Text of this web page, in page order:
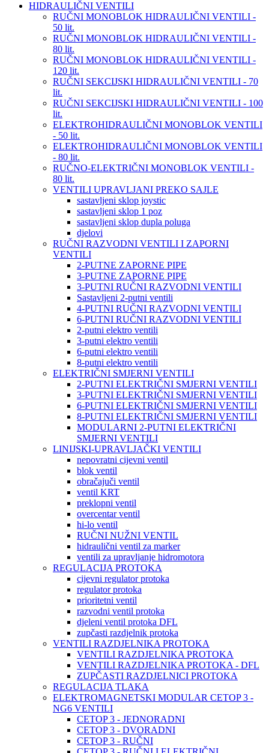
HIDRAULIČNI VENTILI
RUČNI MONOBLOK HIDRAULIČNI VENTILI -
50 lit.
RUČNI MONOBLOK HIDRAULIČNI VENTILI -
80 lit.
RUČNI MONOBLOK HIDRAULIČNI VENTILI -
120 lit.
RUČNI SEKCIJSKI HIDRAULIČNI VENTILI - 70
lit.
RUČNI SEKCIJSKI HIDRAULIČNI VENTILI - 100
lit.
ELEKTROHIDRAULIČNI MONOBLOK VENTILI
- 50 lit.
ELEKTROHIDRAULIČNI MONOBLOK VENTILI
- 80 lit.
RUČNO-ELEKTRIČNI MONOBLOK VENTILI -
80 lit.
VENTILI UPRAVLJANI PREKO SAJLE
sastavljeni sklop joystic
sastavljeni sklop 1 poz
sastavljeni sklop dupla poluga
djelovi
RUČNI RAZVODNI VENTILI I ZAPORNI
VENTILI
2-PUTNE ZAPORNE PIPE
3-PUTNE ZAPORNE PIPE
3-PUTNI RUČNI RAZVODNI VENTILI
Sastavljeni 2-putni ventili
4-PUTNI RUČNI RAZVODNI VENTILI
6-PUTNI RUČNI RAZVODNI VENTILI
2-putni elektro ventili
3-putni elektro ventili
6-putni elektro ventili
8-putni elektro ventili
ELEKTRIČNI SMJERNI VENTILI
2-PUTNI ELEKTRIČNI SMJERNI VENTILI
3-PUTNI ELEKTRIČNI SMJERNI VENTILI
6-PUTNI ELEKTRIČNI SMJERNI VENTILI
8-PUTNI ELEKTRIČNI SMJERNI VENTILI
MODULARNI 2-PUTNI ELEKTRIČNI
SMJERNI VENTILI
LINIJSKI-UPRAVLJAČKI VENTILI
nepovratni cijevni ventil
blok ventil
obračajuči ventil
ventil KRT
preklopni ventil
overcentar ventil
hi-lo ventil
RUČNI NUŽNI VENTIL
hidraulični ventil za marker
ventili za upravljanje hidromotora
REGULACIJA PROTOKA
cijevni regulator protoka
regulator protoka
prioritetni ventil
razvodni ventil protoka
djeleni ventil protoka DFL
zupčasti razdjelnik protoka
VENTILI RAZDJELNIKA PROTOKA
VENTILI RAZDJELNIKA PROTOKA
VENTILI RAZDJELNIKA PROTOKA - DFL
ZUPČASTI RAZDJELNICI PROTOKA
REGULACIJA TLAKA
ELEKTROMAGNETSKI MODULAR CETOP 3 -
NG6 VENTILI
CETOP 3 - JEDNORADNI
CETOP 3 - DVORADNI
CETOP 3 - RUČNI